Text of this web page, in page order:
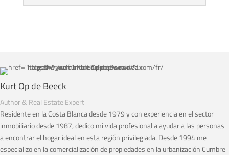
Kurt Op de Beeck
Author & Real Estate Expert
Residente en la Costa Blanca desde 1979 y con experiencia en el sector
inmobiliario desde 1987, dedico mi vida profesional a ayudar a las personas
a encontrar el hogar ideal en esta región privilegiada. Desde 1994 me
especializo en la comercialización de propiedades en la urbanización Cumbre